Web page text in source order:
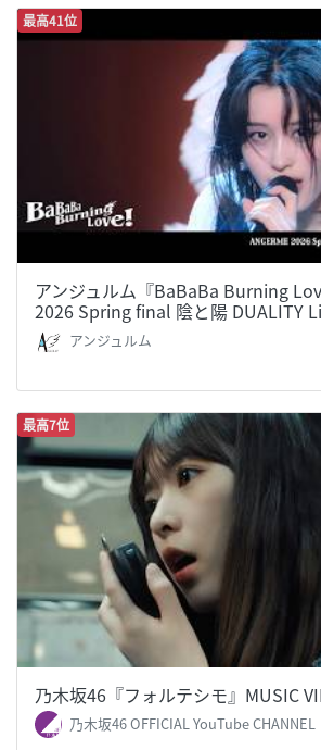
最高41位
アンジュルム『BaBaBa Burning
2026 Spring final 陰と陽 DUALITY
アンジュルム
最高7位
乃木坂46『フォルテシモ』MUSIC
乃木坂46 OFFICIAL YouTube CHANNEL